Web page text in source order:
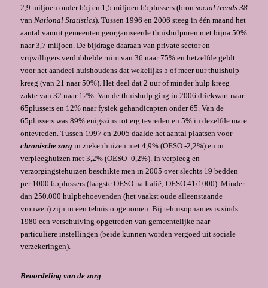
2,9 miljoen onder 65j en 1,5 miljoen 65plussers (bron social trends 38
van National Statistics). Tussen 1996 en 2006 steeg in één maand het
aantal vanuit gemeenten georganiseerde thuishulpuren met bijna 50%
naar 3,7 miljoen. De bijdrage daaraan van private sector en
vrijwilligers verdubbelde ruim van 36 naar 75% en hetzelfde geldt
voor het aandeel huishoudens dat wekelijks 5 of meer uur thuishulp
kreeg (van 21 naar 50%). Het deel dat 2 uur of minder hulp kreeg
zakte van 32 naar 12%. Van de thuishulp ging in 2006 driekwart naar
65plussers en 12% naar fysiek gehandicapten onder 65. Van de
65plussers was 89% enigszins tot erg tevreden en 5% in dezelfde mate
ontevreden. Tussen 1997 en 2005 daalde het aantal plaatsen voor
chronische zorg in ziekenhuizen met 4,9% (OESO -2,2%) en in
verpleeghuizen met 3,2% (OESO -0,2%). In verpleeg en
verzorgingstehuizen beschikte men in 2005 over slechts 19 bedden
per 1000 65plussers (laagste OESO na Italië; OESO 41/1000). Minder
dan 250.000 hulpbehoevenden (het vaakst oude alleenstaande
vrouwen) zijn in een tehuis opgenomen. Bij tehuisopnames is sinds
1980 een verschui­ving opge­treden van gemeentelijke naar
particuliere instellingen (beide kunnen worden vergoed uit sociale
verzekeringen).
Beoordeling van de zorg